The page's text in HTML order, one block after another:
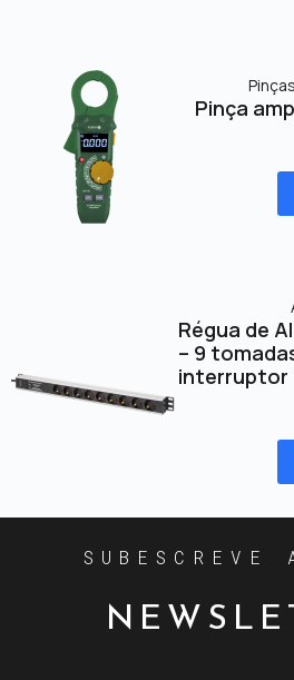
Pinça
Régua de
– 9
interruptor
SUBESCREVE